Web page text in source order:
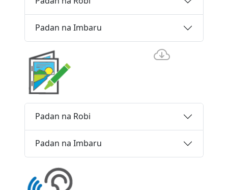
Padan na Imbaru
Padan na Robi
Padan na Imbaru